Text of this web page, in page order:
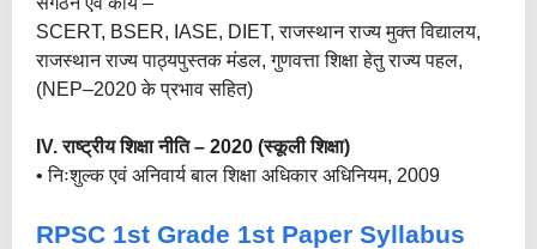
SCERT, BSER, IASE, DIET, राजस्थान राज्य मुक्त विद्यालय,
राजस्थान राज्य पाठ्यपुस्तक मंडल, गुणवत्ता शिक्षा हेतु राज्य पहल,
(NEP–2020 के प्रभाव सहित)
IV. राष्ट्रीय शिक्षा नीति – 2020 (स्कूली शिक्षा)
• निःशुल्क एवं अनिवार्य बाल शिक्षा अधिकार अधिनियम, 2009
RPSC 1st Grade 1st Paper Syllabus